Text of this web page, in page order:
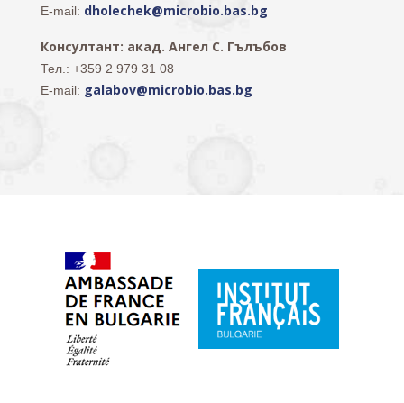
E-mail: dholechek@microbio.bas.bg
Консултант: акад. Ангел С. Гълъбов
Тел.: +359 2 979 31 08
E-mail: galabov@microbio.bas.bg